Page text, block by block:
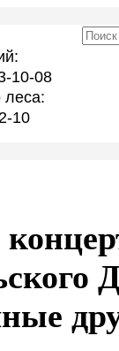
10-08
леса:
10